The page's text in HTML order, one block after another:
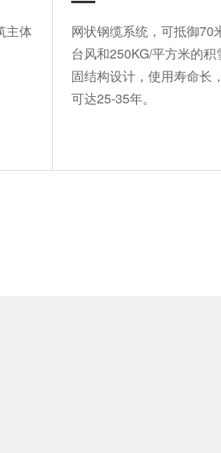
主体
网状钢缆系统，可抵御70
台风和250KG/平方米的积
固结构设计，使用寿命长
可达25-35年。